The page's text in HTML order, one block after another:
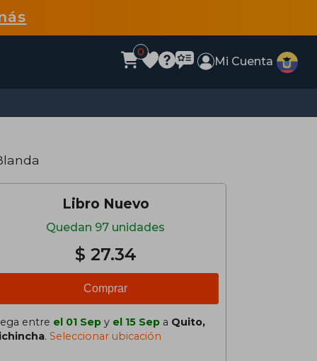
0
Mi Cuenta
Libro Nuevo
Quedan 97 unidades
$ 27.34
Comprar
entre el 01 Sep y el 15 Sep a Quito,
. Seleccionar ubicación